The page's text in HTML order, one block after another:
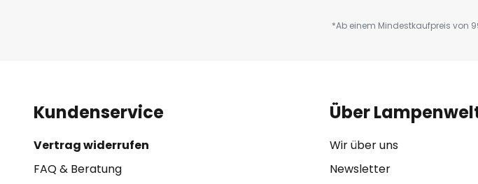
*Ab einem Mindestkaufpreis von
Kundenservice
Vertrag widerrufen
FAQ & Beratung
Über
Wir über uns
Newsletter